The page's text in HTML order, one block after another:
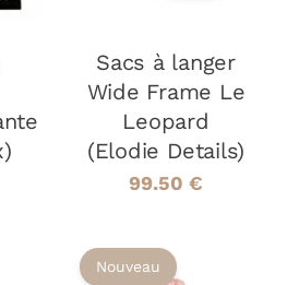
Sacs à langer
Wide Frame Le
Leopard
(Elodie Details)
99.50 €
Nouveau